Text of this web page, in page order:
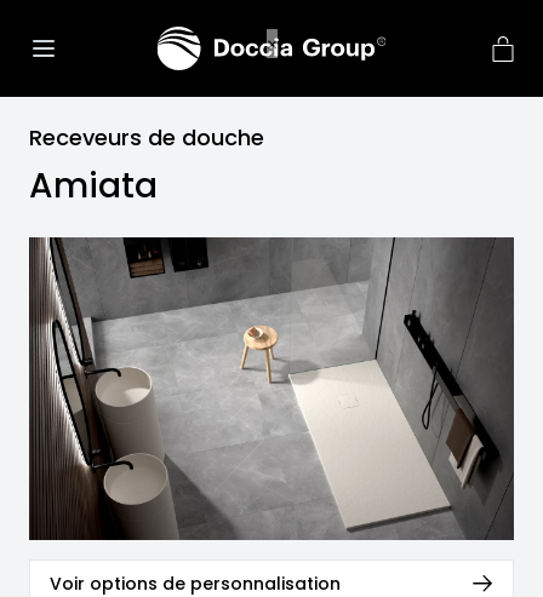
Receveurs de douche
Amiata
Voir options de personnalisation